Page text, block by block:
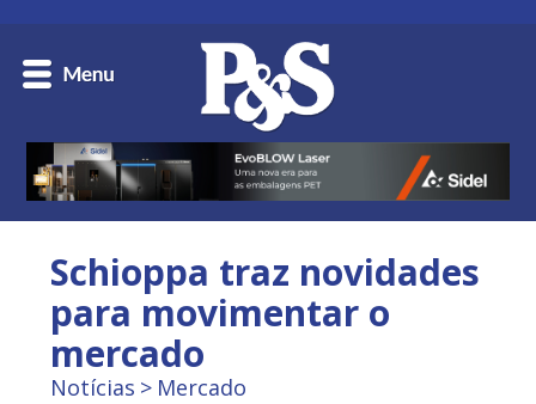
Schioppa traz novidades
para movimentar o
mercado
Notícias Mercado